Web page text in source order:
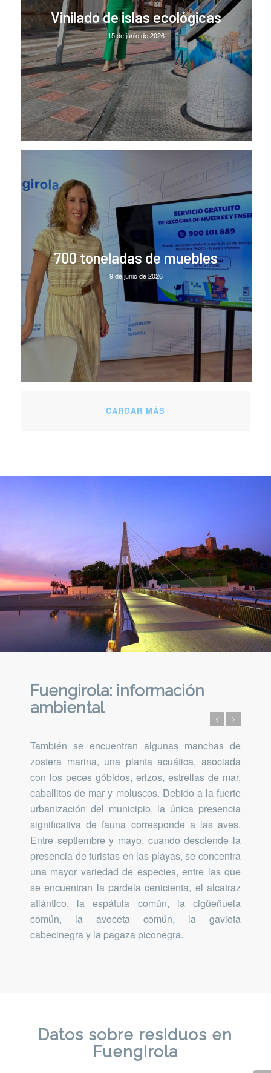
Vinilado de islas ecológicas
15 de junio de 2026
700 toneladas de muebles
9 de junio de 2026
CARGAR MÁS
Fuengirola: información
ambiental
También se encuentran algunas manchas de
zostera marina, una planta acuática, asociada
con los peces góbidos, erizos, estrellas de mar,
caballitos de mar y moluscos.​ Debido a la fuerte
urbanización del municipio, la única presencia
significativa de fauna corresponde a las aves.
Entre septiembre y mayo, cuando desciende la
presencia de turistas en las playas, se concentra
una mayor variedad de especies, entre las que
se encuentran la pardela cenicienta, el alcatraz
atlántico, la espátula común, la cigüeñuela
común, la avoceta común, la gaviota
cabecinegra y la pagaza piconegra.
Datos sobre residuos en
Fuengirola